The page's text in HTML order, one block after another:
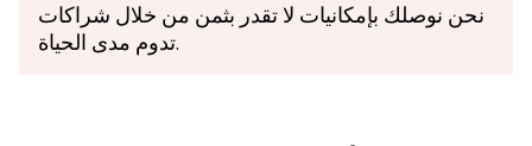
نحن نوصلك بإمكانيات لا تقدر بثمن من خلال شراكات
تدوم مدى الحياة.